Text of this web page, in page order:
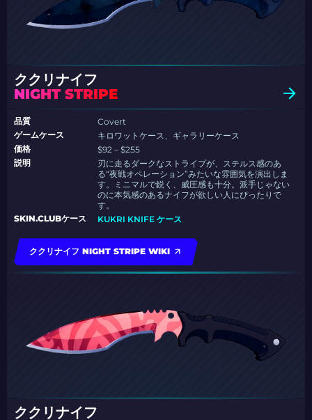
ククリナイフ
NIGHT STRIPE
品質
Covert
ゲームケース
キロワットケース、ギャラリーケース
価格
$92 – $255
説明
刃に走るダークなストライプが、ステルス感のあ
る“夜戦オペレーション”みたいな雰囲気を演出しま
す。ミニマルで鋭く、威圧感も十分。派手じゃない
のに本気感のあるナイフが欲しい人にぴったりで
す。
SKIN.CLUBケース
KUKRI KNIFE ケース
ククリナイフ NIGHT STRIPE WIKI
ククリナイフ